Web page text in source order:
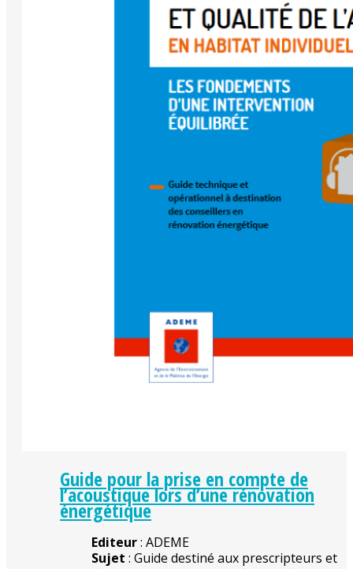
Guide pour la prise en compte de
l’acoustique lors d’une rénovation
énergétique
Editeur: ADEME
Sujet : Guide destiné aux prescripteurs et